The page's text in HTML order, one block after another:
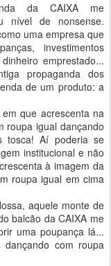
da CAIXA me
nível de nonsense.
uma empresa que
investimentos
emprestado...
propaganda dos
de um produto: a
que acrescenta na
roupa igual dançando
tosca! Aí poderia se
institucional e não
à imagem da
roupa igual em cima
aquele monte de
balcão da CAIXA me
uma poupança lá...
com roupa